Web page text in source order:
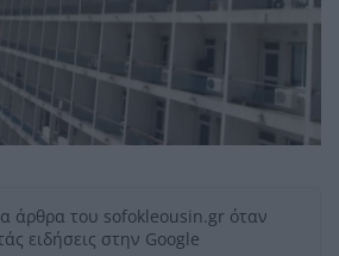
άρθρα του sofokleousin.gr όταν
ειδήσεις στην Google